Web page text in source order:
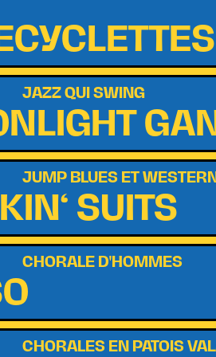
JAZZ QUI SWING
JUMP BLUES ET
SUITS
CHORALE D'HOMMES
CHORALES EN PATOIS